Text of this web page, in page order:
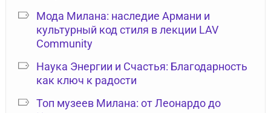
Мода Милана: наследие Армани и
культурный код стиля в лекции LAV
Community
Наука Энергии и Счастья: Благодарность
как ключ к радости
Топ музеев Милана: от Леонардо до